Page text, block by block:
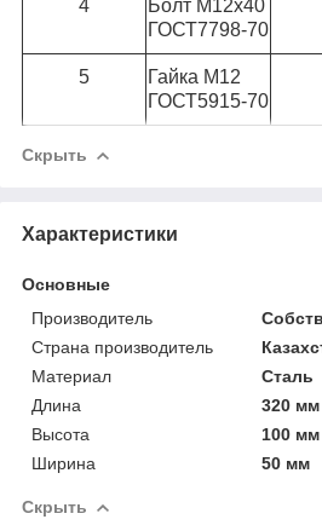
4
Болт М12х40
ГОСТ7798-70
5
Гайка М12
ГОСТ5915-70
Скрыть
Характеристики
Основные
Производитель
Страна производитель
Материал
Сталь
Длина
320 мм
Высота
100 мм
Ширина
50 мм
Скрыть